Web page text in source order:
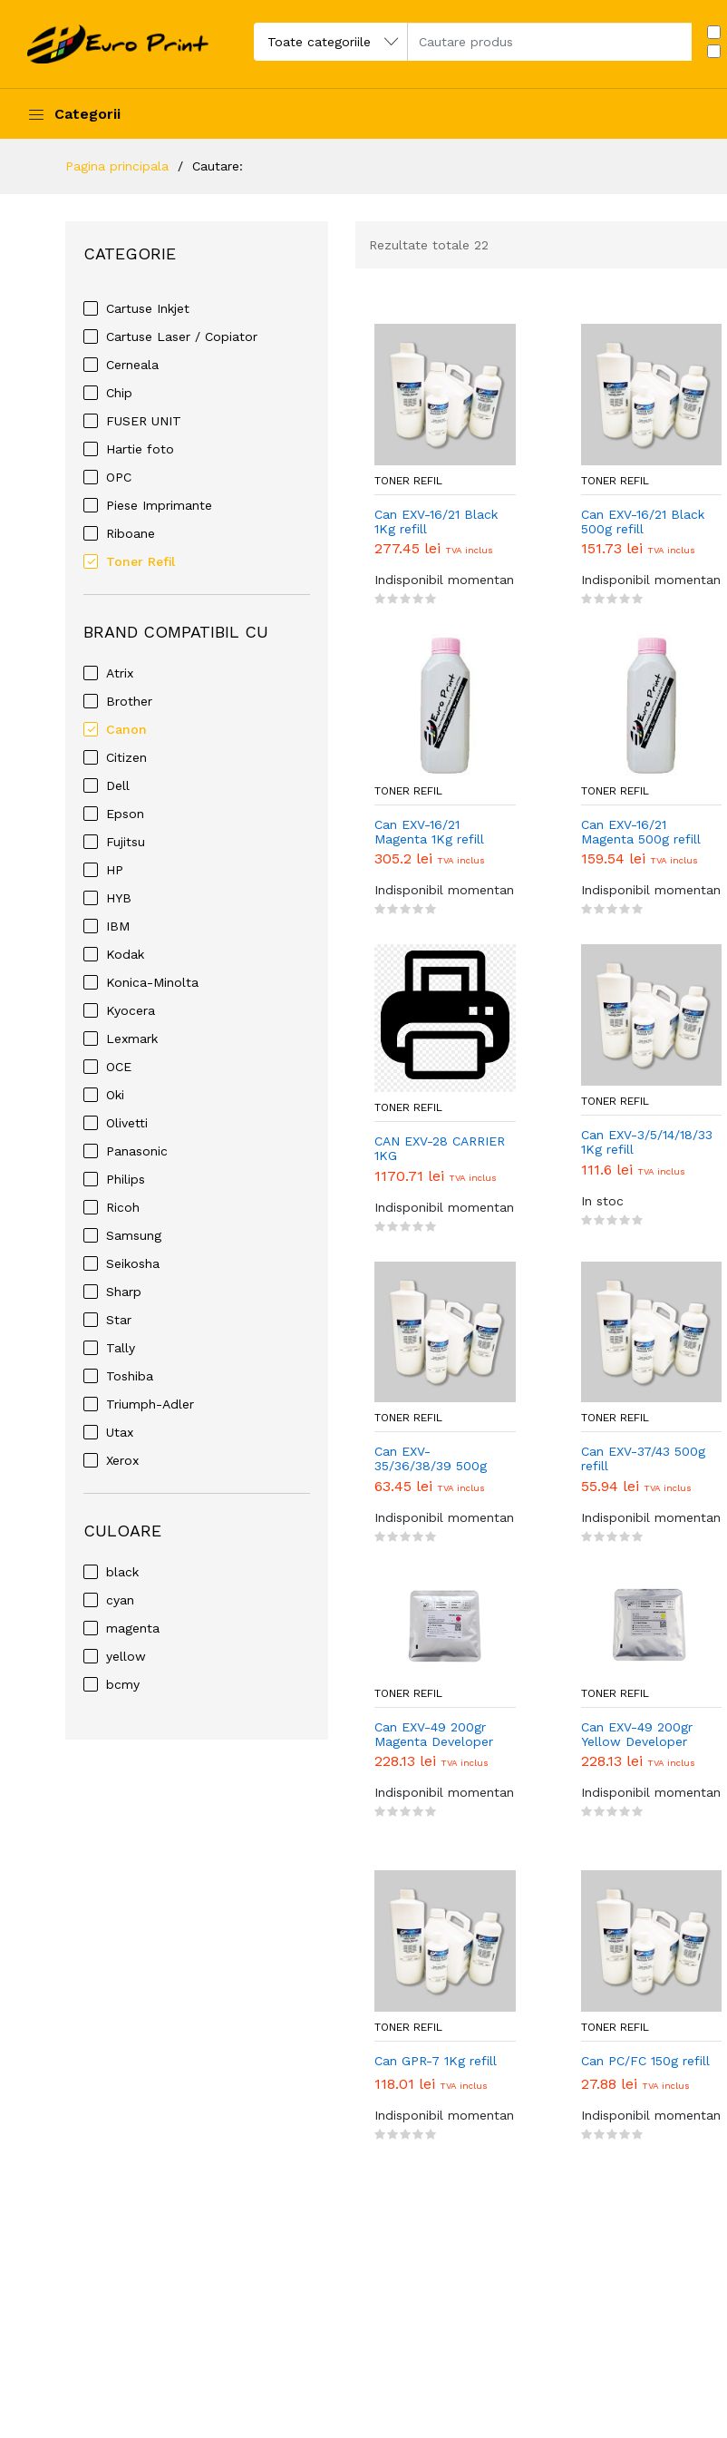
Categorii
Pagina principala Cautare:
CATEGORIE
Cartuse Inkjet
Cartuse Laser / Copiator
Cerneala
Chip
FUSER UNIT
Hartie foto
OPC
Piese Imprimante
Riboane
Toner Refil
BRAND COMPATIBIL CU
Atrix
Brother
Canon
Citizen
Dell
Epson
Fujitsu
HP
HYB
IBM
Kodak
Konica-Minolta
Kyocera
Lexmark
OCE
Oki
Olivetti
Panasonic
Philips
Ricoh
Samsung
Seikosha
Sharp
Star
Tally
Toshiba
Triumph-Adler
Utax
Xerox
CULOARE
black
cyan
magenta
yellow
bcmy
Rezultate totale 22
TONER REFIL
Can EXV-16/21 Black
1Kg refill
277.45 lei TVA inclus
Indisponibil momentan
TONER REFIL
Can EXV-16/21 Black
500g refill
151.73 lei TVA inclus
Indisponibil momentan
TONER REFIL
Can EXV-16/21
Magenta 1Kg refill
305.2 lei TVA inclus
Indisponibil momentan
TONER REFIL
Can EXV-16/21
Magenta 500g refill
159.54 lei TVA inclus
Indisponibil momentan
TONER REFIL
CAN EXV-28 CARRIER
1KG
1170.71 lei TVA inclus
Indisponibil momentan
TONER REFIL
Can EXV-3/5/14/18/33
1Kg refill
111.6 lei TVA inclus
In stoc
TONER REFIL
Can EXV-
35/36/38/39 500g
refill
63.45 lei TVA inclus
Indisponibil momentan
TONER REFIL
Can EXV-37/43 500g
refill
55.94 lei TVA inclus
Indisponibil momentan
TONER REFIL
Can EXV-49 200gr
Magenta Developer
228.13 lei TVA inclus
Indisponibil momentan
TONER REFIL
Can EXV-49 200gr
Yellow Developer
228.13 lei TVA inclus
Indisponibil momentan
TONER REFIL
Can GPR-7 1Kg refill
118.01 lei TVA inclus
Indisponibil momentan
TONER REFIL
Can PC/FC 150g refill
27.88 lei TVA inclus
Indisponibil momentan